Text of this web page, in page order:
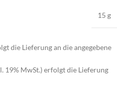
15 g
die Lieferung an die angegebene
19% MwSt.) erfolgt die Lieferung